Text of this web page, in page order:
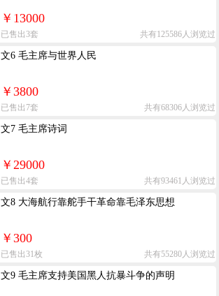
￥13000
已售出3套 共有125586人浏览过
文6 毛主席与世界人民
￥3800
已售出7套 共有68306人浏览过
文7 毛主席诗词
￥29000
已售出4套 共有93461人浏览过
文8 大海航行靠舵手干革命靠毛泽东思想
￥300
已售出31枚 共有55280人浏览过
文9 毛主席支持美国黑人抗暴斗争的声明